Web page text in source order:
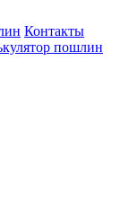
Контакты
пошлин